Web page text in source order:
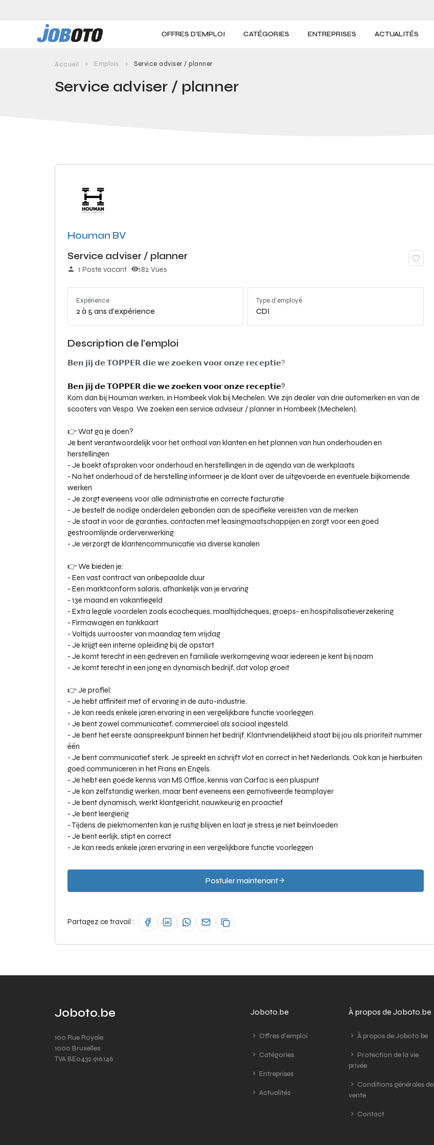
OFFRES D'EMPLOI CATÉGORIES ENTREPRISES ACTUALITÉS
Accueil Emplois Service adviser / planner
Service adviser / planner
Houman BV
Service adviser / planner
1 Poste vacant 182 Vues
Expérience
2 à 5 ans d'expérience
Type d'employé
CDI
Description de l'emploi
𝗕𝗲𝗻 𝗷𝗶𝗷 𝗱𝗲 𝗧𝗢𝗣𝗣𝗘𝗥 𝗱𝗶𝗲 𝘄𝗲 𝘇𝗼𝗲𝗸𝗲𝗻 𝘃𝗼𝗼𝗿 𝗼𝗻𝘇𝗲 𝗿𝗲𝗰𝗲𝗽𝘁𝗶𝗲?
𝗕𝗲𝗻 𝗷𝗶𝗷 𝗱𝗲 𝗧𝗢𝗣𝗣𝗘𝗥 𝗱𝗶𝗲 𝘄𝗲 𝘇𝗼𝗲𝗸𝗲𝗻 𝘃𝗼𝗼𝗿 𝗼𝗻𝘇𝗲 𝗿𝗲𝗰𝗲𝗽𝘁𝗶𝗲?
Kom dan bij Houman werken, in Hombeek vlak bij Mechelen. We zijn dealer van drie automerken en van de
scooters van Vespa. We zoeken een service adviseur / planner in Hombeek (Mechelen).
👉 Wat ga je doen?
Je bent verantwoordelijk voor het onthaal van klanten en het plannen van hun onderhouden en
herstellingen
- Je boekt afspraken voor onderhoud en herstellingen in de agenda van de werkplaats
- Na het onderhoud of de herstelling informeer je de klant over de uitgevoerde en eventuele bijkomende
werken
- Je zorgt eveneens voor alle administratie en correcte facturatie
- Je bestelt de nodige onderdelen gebonden aan de specifieke vereisten van de merken
- Je staat in voor de garanties, contacten met leasingmaatschappijen en zorgt voor een goed
gestroomlijnde orderverwerking
- Je verzorgt de klantencommunicatie via diverse kanalen
👉 We bieden je:
- Een vast contract van onbepaalde duur
- Een marktconform salaris, afhankelijk van je ervaring
- 13e maand en vakantiegeld
- Extra legale voordelen zoals ecocheques, maaltijdcheques, groeps- en hospitalisatieverzekering
- Firmawagen en tankkaart
- Voltijds uurrooster van maandag tem vrijdag
- Je krijgt een interne opleiding bij de opstart
- Je komt terecht in een gedreven en familiale werkomgeving waar iedereen je kent bij naam
- Je komt terecht in een jong en dynamisch bedrijf, dat volop groeit
👉 Je profiel:
- Je hebt affiniteit met of ervaring in de auto-industrie.
- Je kan reeds enkele jaren ervaring in een vergelijkbare functie voorleggen.
- Je bent zowel communicatief, commercieel als sociaal ingesteld.
- Je bent het eerste aanspreekpunt binnen het bedrijf. Klantvriendelijkheid staat bij jou als prioriteit nummer
één
- Je bent communicatief sterk. Je spreekt en schrijft vlot en correct in het Nederlands. Ook kan je hierbuiten
goed communiceren in het Frans en Engels.
- Je hebt een goede kennis van MS Office, kennis van Carfac is een pluspunt
- Je kan zelfstandig werken, maar bent eveneens een gemotiveerde teamplayer
- Je bent dynamisch, werkt klantgericht, nauwkeurig en proactief
- Je bent leergierig
- Tijdens de piekmomenten kan je rustig blijven en laat je stress je niet beïnvloeden
- Je bent eerlijk, stipt en correct
- Je kan reeds enkele jaren ervaring in een vergelijkbare functie voorleggen
Postuler maintenant
Partagez ce travail :
Joboto.be
100 Rue Royale
1000 Bruxelles
TVA BE0432.916.146
Joboto.be
Offres d'emploi
Catégories
Entreprises
Actualités
À propos de Joboto.be
À propos de Joboto.be
Protection de la vie
privée
Conditions générales de
vente
Contact